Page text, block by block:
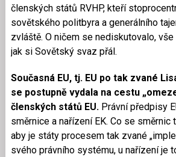
členských států RVHP, kteří
sovětského politbyra a generálního
zvláště. O ničem se nediskutovalo,
jak si Sovětský svaz přál.
Současná EU, tj. EU po tak zvané
se postupně vydala na cestu
členských států EU. Právní předpisy
směrnice a nařízení EK. Co se směrnic
aby je státy procesem tak zvané
svého právního systému, u nařízení je